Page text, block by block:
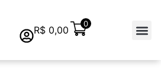
R$0,00
0